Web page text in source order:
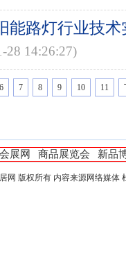
能路灯行业技
28 14:26:27)
6 7 8 9 10 11
展网 商品展览会 新品
网 版权所有 内容来源网络媒体